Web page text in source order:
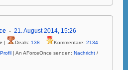
21. August 2014, 15:26
| Deals: 138 Kommentare: 2134
Profil | An AForceOnce senden: Nachricht /